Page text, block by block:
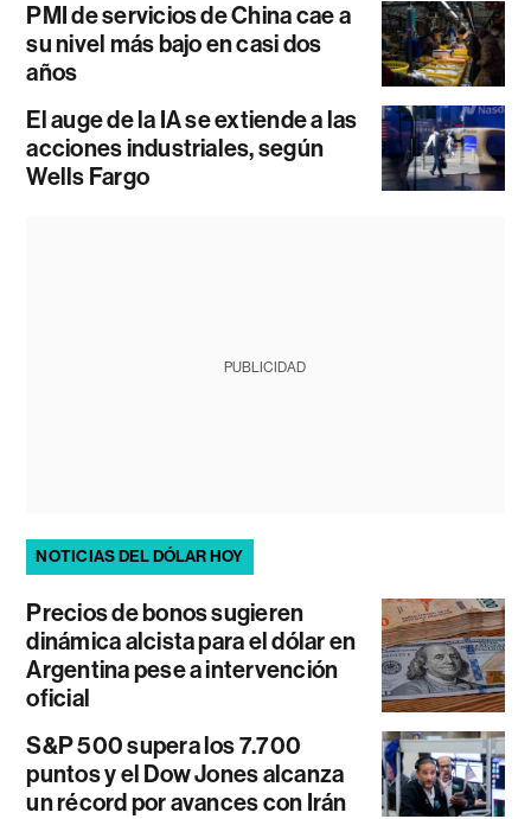
PMI de servicios de China cae a
su nivel más bajo en casi dos
años
El auge de la IA se extiende a las
acciones industriales, según
Wells Fargo
PUBLICIDAD
NOTICIAS DEL DÓLAR HOY
Precios de bonos sugieren
dinámica alcista para el dólar en
Argentina pese a intervención
oficial
S&P 500 supera los 7.700
puntos y el Dow Jones alcanza
un récord por avances con Irán